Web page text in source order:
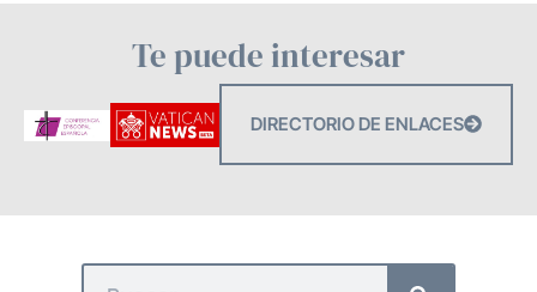
Te puede interesar
DIRECTORIO DE ENLACES